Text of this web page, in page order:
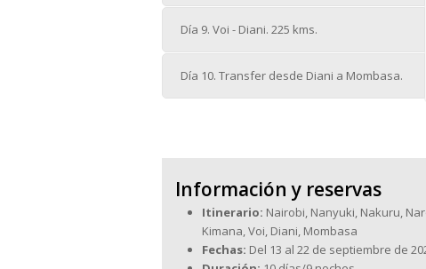
Día 9. Voi - Diani. 225 kms.
Día 10. Transfer desde Diani a Mombasa.
Información y reservas
Itinerario: Nairobi, Nanyuki, Nakuru,
Kimana, Voi, Diani, Mombasa
Fechas: Del 13 al 22 de septiembre de